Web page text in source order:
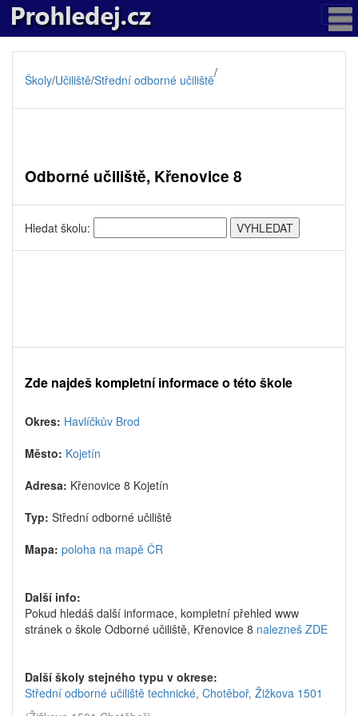
Školy/Učiliště/Střední odborné učiliště/
Odborné učiliště, Křenovice 8
Hledat školu:
Zde najdeš kompletní informace o této škole
Okres: Havlíčkův Brod
Město: Kojetín
Adresa: Křenovice 8 Kojetín
Typ: Střední odborné učiliště
Mapa: poloha na mapě ČR
Další info:
Pokud hledáš další informace, kompletní přehled www
stránek o škole Odborné učiliště, Křenovice 8 nalezneš ZDE
Další školy stejného typu v okrese:
Střední odborné učiliště technické, Chotěboř, Žižkova 1501